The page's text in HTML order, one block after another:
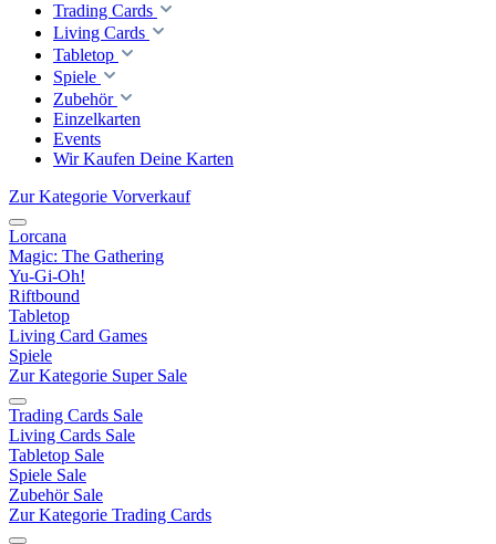
Trading Cards
Living Cards
Tabletop
Spiele
Zubehör
Einzelkarten
Events
Wir Kaufen Deine Karten
Zur Kategorie Vorverkauf
Lorcana
Magic: The Gathering
Yu-Gi-Oh!
Riftbound
Tabletop
Living Card Games
Spiele
Zur Kategorie Super Sale
Trading Cards Sale
Living Cards Sale
Tabletop Sale
Spiele Sale
Zubehör Sale
Zur Kategorie Trading Cards